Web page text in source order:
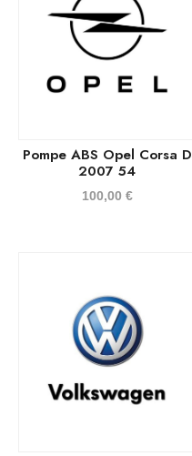
Pompe ABS Opel Corsa D
2007 54
100,00 €